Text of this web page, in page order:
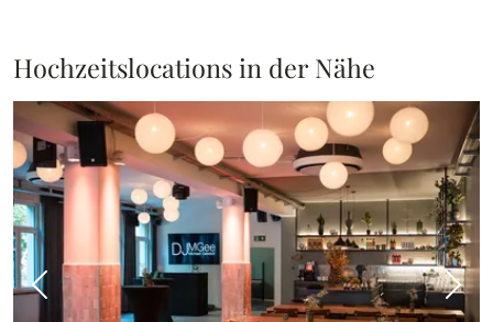
Hochzeitslocations in der Nähe
Vorheriges Bild